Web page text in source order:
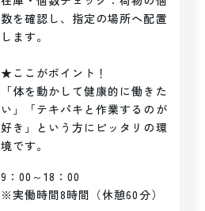
数を確認し、指定の場所へ配置
します。
★ここがポイント！
「体を動かして健康的に働きた
い」「テキパキと作業するのが
好き」という方にピッタリの環
境です。
9：00～18：00
※実働時間8時間（休憩60分）